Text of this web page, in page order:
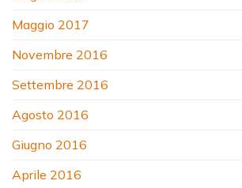
Maggio 2017
Novembre 2016
Settembre 2016
Agosto 2016
Giugno 2016
Aprile 2016